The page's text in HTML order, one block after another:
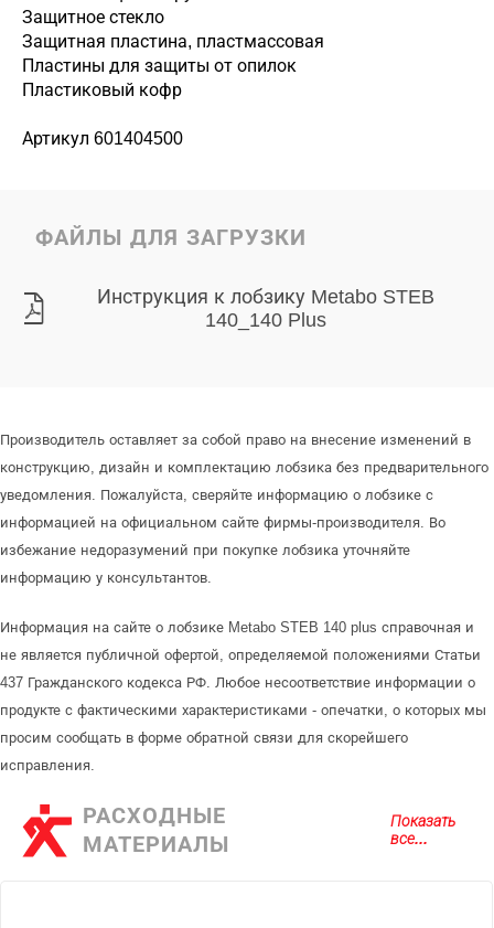
Защитное стекло
Защитная пластина, пластмассовая
Пластины для защиты от опилок
Пластиковый кофр
Артикул 601404500
ФАЙЛЫ ДЛЯ ЗАГРУЗКИ
Инструкция к лобзику Metabo STEB
140_140 Plus
Производитель оставляет за собой право на внесение изменений в
конструкцию, дизайн и комплектацию лобзика без предварительного
уведомления. Пожалуйста, сверяйте информацию о лобзике с
информацией на официальном сайте фирмы-производителя. Во
избежание недоразумений при покупке лобзика уточняйте
информацию у консультантов.
Информация на сайте о лобзике Metabo STEB 140 plus справочная и
не является публичной офертой, определяемой положениями Статьи
437 Гражданского кодекса РФ. Любое несоответствие информации о
продукте с фактическими характеристиками - опечатки, о которых мы
просим сообщать в форме обратной связи для скорейшего
исправления.
РАСХОДНЫЕ
МАТЕРИАЛЫ
Показать
все...